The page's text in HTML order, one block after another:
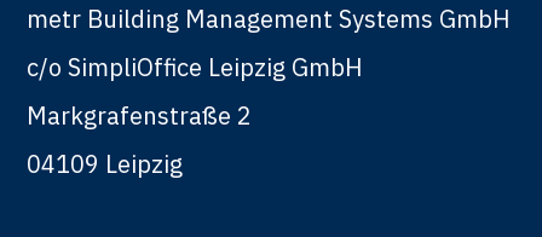
metr Building Management Systems GmbH
c/o SimpliOffice Leipzig GmbH
Markgrafenstraße 2
04109 Leipzig